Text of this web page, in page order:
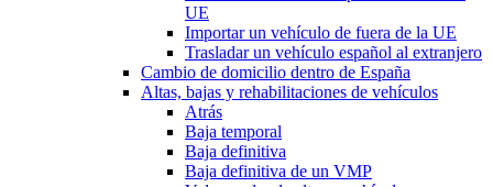
UE
Importar un vehículo de fuera de la UE
Trasladar un vehículo español al extranjero
Cambio de domicilio dentro de España
Altas, bajas y rehabilitaciones de vehículos
Atrás
Baja temporal
Baja definitiva
Baja definitiva de un VMP